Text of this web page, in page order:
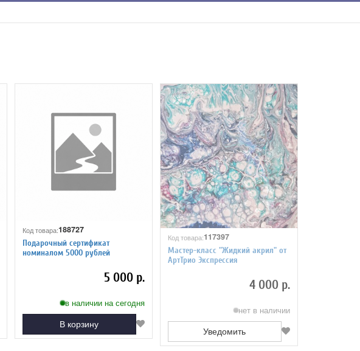
Код товара:188727
Подарочный сертификат
номиналом 5000 рублей
5 000 р.
в наличии на сегодня
В корзину
Код товара:117397
Мастер-класс "Жидкий акрил" от
АртТрио Экспрессия
4 000 р.
нет в наличии
Уведомить